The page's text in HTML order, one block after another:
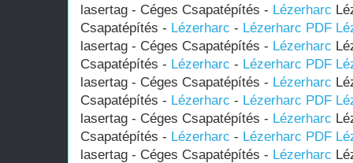
lasertag - Céges Csapatépítés - Lézerharc
Csapatépítés - Lézerharc - Lézerharc PDF
lasertag - Céges Csapatépítés - Lézerharc
Csapatépítés - Lézerharc - Lézerharc PDF
lasertag - Céges Csapatépítés - Lézerharc
Csapatépítés - Lézerharc - Lézerharc PDF
lasertag - Céges Csapatépítés - Lézerharc
Csapatépítés - Lézerharc - Lézerharc PDF
lasertag - Céges Csapatépítés - Lézerharc